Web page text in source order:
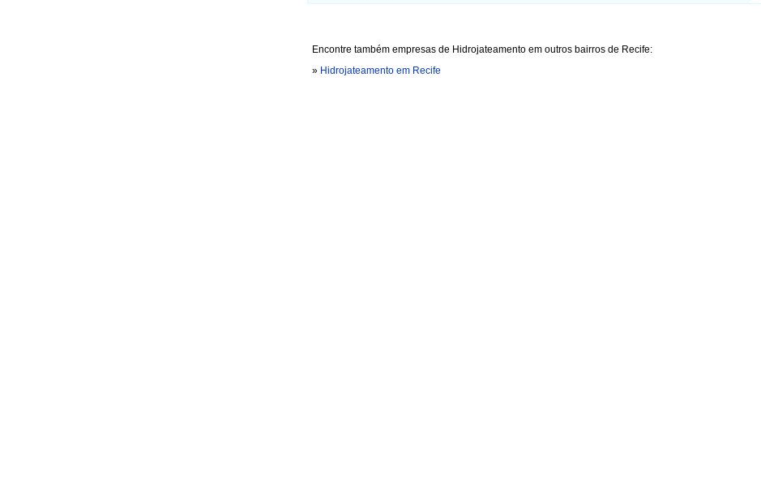
Encontre também empresas de Hidrojateamento em outros bairros de Recife:
» Hidrojateamento em Recife